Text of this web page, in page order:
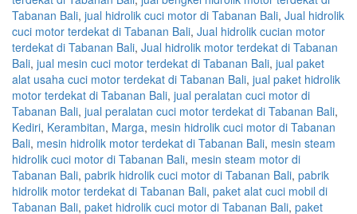
Tabanan Bali, jual hidrolik cuci motor di Tabanan Bali, Jual hidrolik
cuci motor terdekat di Tabanan Bali, Jual hidrolik cucian motor
terdekat di Tabanan Bali, Jual hidrolik motor terdekat di Tabanan
Bali, jual mesin cuci motor terdekat di Tabanan Bali, jual paket
alat usaha cuci motor terdekat di Tabanan Bali, jual paket hidrolik
motor terdekat di Tabanan Bali, jual peralatan cuci motor di
Tabanan Bali, jual peralatan cuci motor terdekat di Tabanan Bali,
Kediri, Kerambitan, Marga, mesin hidrolik cuci motor di Tabanan
Bali, mesin hidrolik motor terdekat di Tabanan Bali, mesin steam
hidrolik cuci motor di Tabanan Bali, mesin steam motor di
Tabanan Bali, pabrik hidrolik cuci motor di Tabanan Bali, pabrik
hidrolik motor terdekat di Tabanan Bali, paket alat cuci mobil di
Tabanan Bali, paket hidrolik cuci motor di Tabanan Bali, paket